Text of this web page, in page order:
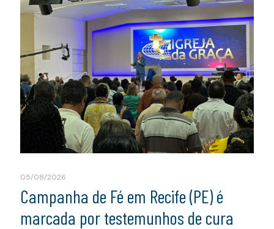
05/08/2026
Campanha de Fé em Recife (PE) é
marcada por testemunhos de cura